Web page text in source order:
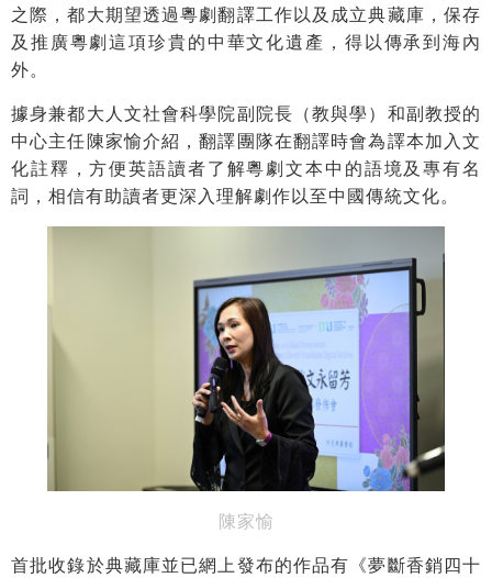
之際，都大期望透過粵劇翻譯工作以及成立典藏庫，保存
及推廣粵劇這項珍貴的中華文化遺產，得以傳承到海內
外。
據身兼都大人文社會科學院副院長（教與學）和副教授的
中心主任陳家愉介紹，翻譯團隊在翻譯時會為譯本加入文
化註釋，方便英語讀者了解粵劇文本中的語境及專有名
詞，相信有助讀者更深入理解劇作以至中國傳統文化。
陳家愉
首批收錄於典藏庫並已網上發布的作品有《夢斷香銷四十